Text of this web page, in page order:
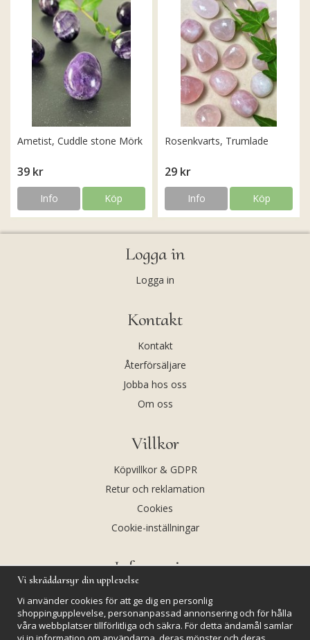
Ametist, Cuddle stone Mörk
39 kr
Info Köp
Rosenkvarts, Trumlade
29 kr
Info Köp
Logga in
Logga in
Kontakt
Kontakt
Återförsäljare
Jobba hos oss
Om oss
Villkor
Köpvillkor & GDPR
Retur och reklamation
Cookies
Cookie-inställningar
Information
Kalendarium
Nyheter
Vi skräddarsyr din upplevelse
Vi använder cookies för att ge dig en personlig
shoppingupplevelse, personanpassad annonsering och för hålla
våra webbplatser tillförlitliga och säkra. För detta ändamål samlar